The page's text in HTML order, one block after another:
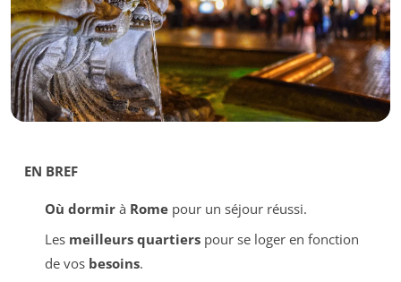
EN BREF
Où dormirà Romepour un séjour réussi.
Les meilleurs quartierspour se loger en fonction
de vos besoins.